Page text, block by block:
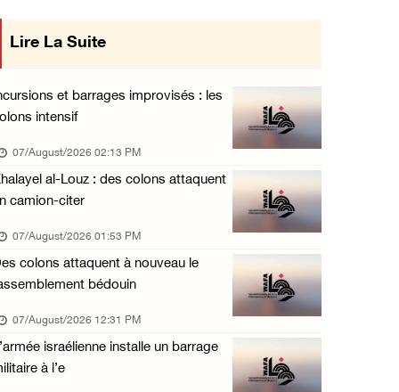
UNICEF : 300 enfants tués depuis le cessez-l ...
06/August/2026 07:43 PM
Deux blessés, dont un adolescent, lors d’une ...
06/August/2026 07:10 PM
Israël restitue la dépouille d’Alaa Sobeh, d ...
06/August/2026 07:02 PM
Les forces israéliennes ferment les abords d ...
06/August/2026 06:24 PM
Tubas : déploiement militaire israélien et t ...
06/August/2026 05:44 PM
Environ 58 000 cas de varicelle recensés dan ...
des décisions du Conseil
les relations avec
Lire La Suite
et barrages improvisés : les
intensif
07/August/2026 02:13 PM
al-Louz : des colons attaquent
camion-citer
07/August/2026 01:53 PM
colons attaquent à nouveau le
bédouin
07/August/2026 12:31 PM
israélienne installe un barrage
à l’e